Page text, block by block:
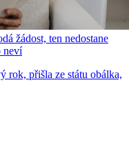
žádost, ten nedostane
neví
rok, přišla ze státu obálka,